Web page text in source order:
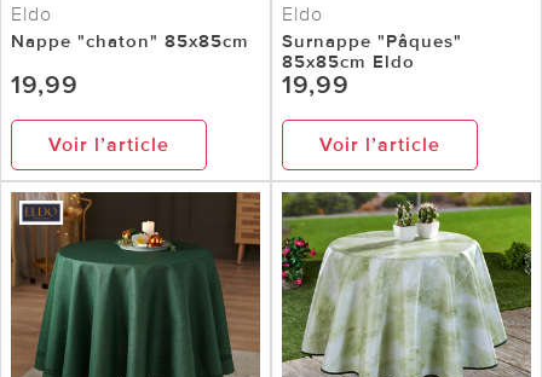
Eldo
Nappe "chaton" 85x85cm
19,99
Voir l’article
Eldo
Surnappe "Pâques"
85x85cm Eldo
19,99
Voir l’article